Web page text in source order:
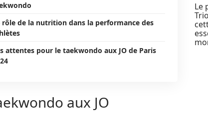
rôle de la nutrition dans la performance des
attentes pour le taekwondo aux JO de Paris
aux JO
Le